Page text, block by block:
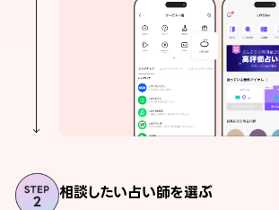
相談したい占い師を選ぶ